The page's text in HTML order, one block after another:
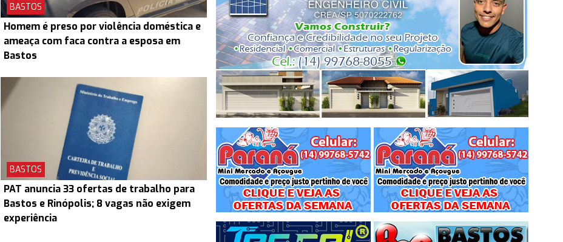
BASTOS
Homem é preso por violência doméstica e
ameaça com faca contra a esposa em
Bastos
BASTOS
PAT anuncia 33 ofertas de trabalho para
Bastos e Rinópolis; 8 vagas não exigem
experiência